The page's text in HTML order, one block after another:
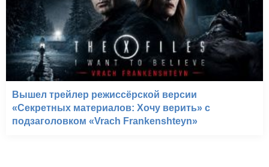
Вышел трейлер режиссёрской версии
«Секретных материалов: Хочу верить» с
подзаголовком «Vrach Frankenshteyn»